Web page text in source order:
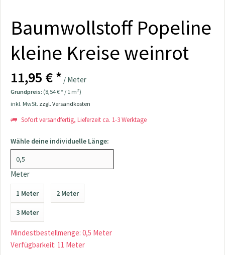
Baumwollstoff Popeline
kleine Kreise weinrot
11,95 € * / Meter
Grundpreis: (8,54 € * / 1 m²)
inkl. MwSt. zzgl. Versandkosten
Sofort versandfertig, Lieferzeit ca. 1-3 Werktage
Wähle deine individuelle Länge:
Meter
1 Meter 2 Meter
3 Meter
Mindestbestellmenge: 0,5 Meter
Verfügbarkeit: 11 Meter